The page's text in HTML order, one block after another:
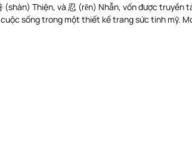
Thiện, và 忍 (rĕn) Nhẫn, vốn được
sống trong một thiết kế trang sức tinh mỹ.